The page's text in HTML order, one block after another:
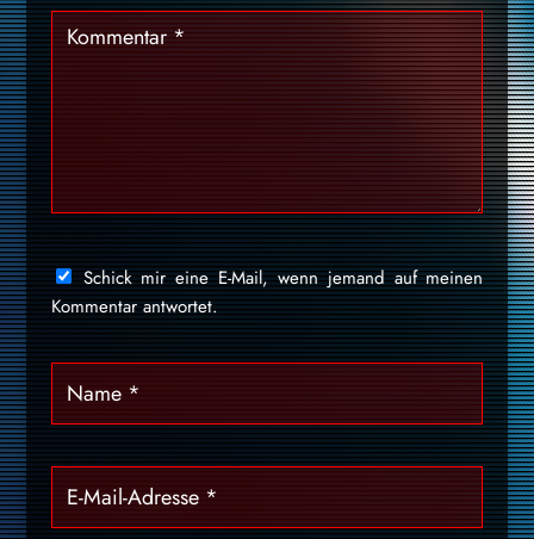
Schick mir eine E-Mail, wenn jemand auf meinen
Kommentar antwortet.